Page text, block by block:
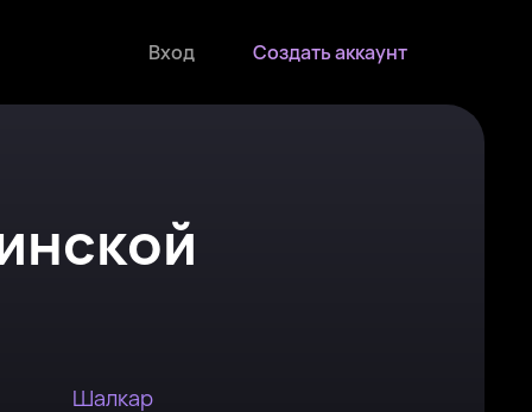
Вход Создать аккаунт
Шалкар